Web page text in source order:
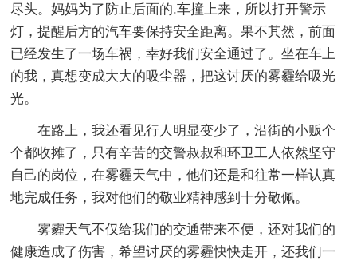
尽头。妈妈为了防止后面的.车撞上来，所以打开警示
灯，提醒后方的汽车要保持安全距离。果不其然，前面
已经发生了一场车祸，幸好我们安全通过了。坐在车上
的我，真想变成大大的吸尘器，把这讨厌的雾霾给吸光
光。
在路上，我还看见行人明显变少了，沿街的小贩个
个都收摊了，只有辛苦的交警叔叔和环卫工人依然坚守
自己的岗位，在雾霾天气中，他们还是和往常一样认真
地完成任务，我对他们的敬业精神感到十分敬佩。
雾霾天气不仅给我们的交通带来不便，还对我们的
健康造成了伤害，希望讨厌的雾霾快快走开，还我们一